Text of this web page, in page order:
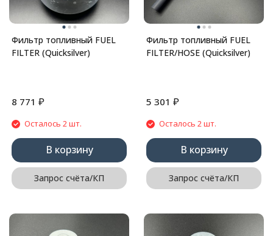
Фильтр топливный FUEL
FILTER (Quicksilver)
8 771 ₽
Осталось 2 шт.
В корзину
Запрос счёта/КП
Фильтр топливный FUEL
FILTER/HOSE (Quicksilver)
5 301 ₽
Осталось 2 шт.
В корзину
Запрос счёта/КП